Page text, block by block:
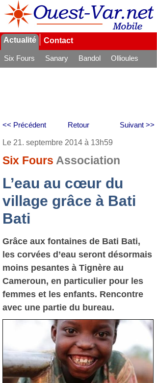
Actualité Contact
Six Fours Sanary Bandol
Ollioules
Retour
<< Précédent Suivant >>
Le 21. septembre 2014 à 13h59
Six Fours Association
L’eau au cœur du
village grâce à Bati
Bati
Grâce aux fontaines de Bati Bati,
les corvées d’eau seront désormais
moins pesantes à Tignère au
Cameroun, en particulier pour les
femmes et les enfants. Rencontre
avec une partie du bureau.